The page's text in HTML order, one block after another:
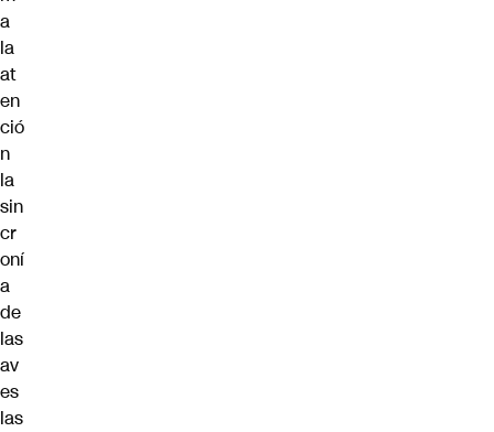
a
la
at
en
ció
n
la
sin
cr
oní
a
de
las
av
es
las